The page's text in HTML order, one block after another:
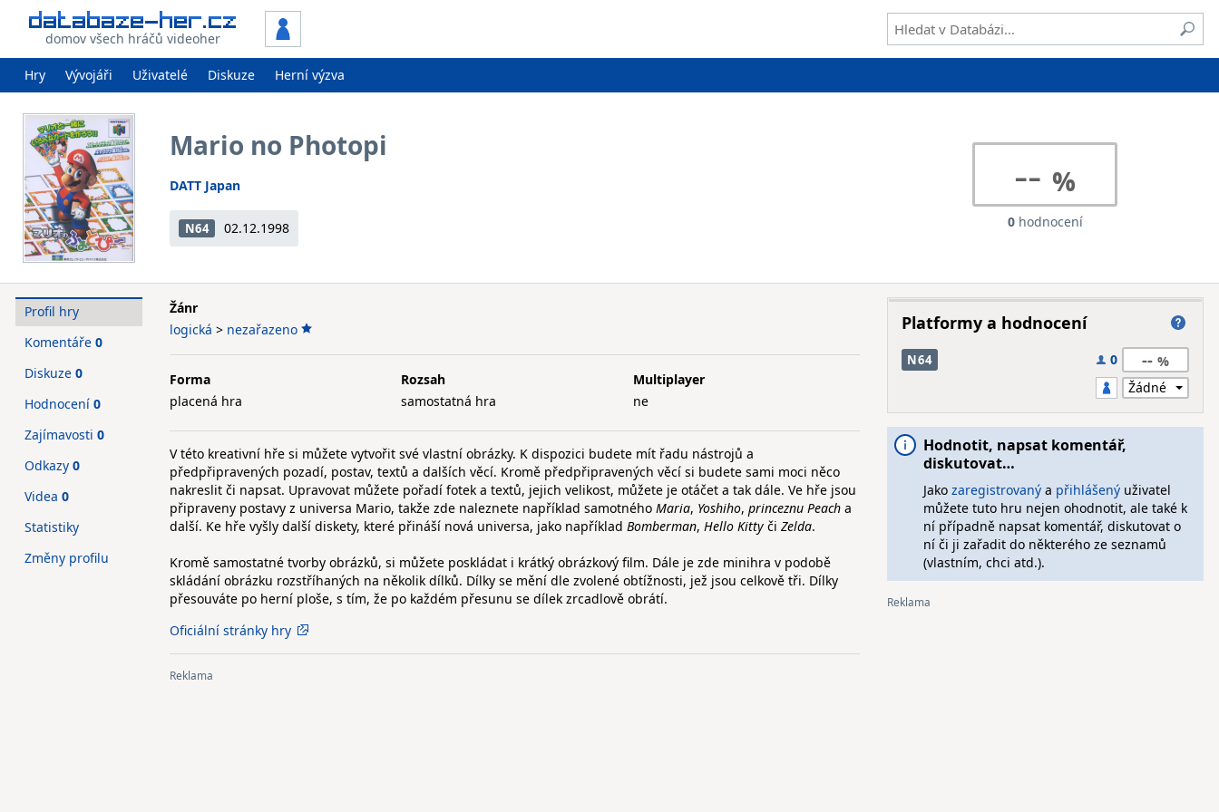
domov všech hráčů videoher
Hry Vývojáři Uživatelé Diskuze Herní výzva
Mario no Photopi
DATT Japan
N64 02.12.1998
--
0hodnocení
Žánr
logická > nezařazeno
Forma
placená hra
Rozsah
samostatná hra
Multiplayer
ne
V této kreativní hře si můžete vytvořit své vlastní obrázky. K dispozici budete mít řadu nástrojů a
předpřipravených pozadí, postav, textů a dalších věcí. Kromě předpřipravených věcí si budete sami moci něco
nakreslit či napsat. Upravovat můžete pořadí fotek a textů, jejich velikost, můžete je otáčet a tak dále. Ve hře jsou
připraveny postavy z universa Mario, takže zde naleznete například samotného Maria, Yoshiho, princeznu Peach a
další. Ke hře vyšly další diskety, které přináší nová universa, jako například Bomberman, Hello Kitty či Zelda.
Kromě samostatné tvorby obrázků, si můžete poskládat i krátký obrázkový film. Dále je zde minihra v podobě
skládání obrázku rozstříhaných na několik dílků. Dílky se mění dle zvolené obtížnosti, jež jsou celkově tři. Dílky
přesouváte po herní ploše, s tím, že po každém přesunu se dílek zrcadlově obrátí.
Oficiální stránky hry
Profil hry
Komentáře 0
Diskuze 0
Hodnocení 0
Zajímavosti 0
Odkazy 0
Videa 0
Statistiky
Změny profilu
Platformy a hodnocení
N64 0 --
Hodnotit, napsat komentář,
diskutovat…
Jako zaregistrovanýa přihlášenýuživatel
můžete tuto hru nejen ohodnotit, ale také k
ní případně napsat komentář, diskutovat o
ní či ji zařadit do některého ze seznamů
(vlastním, chci atd.).